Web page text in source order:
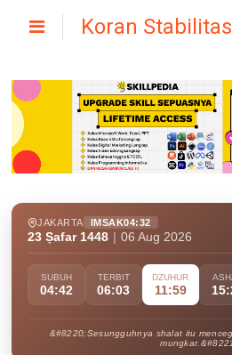
Koran Stabilitas
JAKARTA IMSAK04:32
23 Ṣafar 1448 06 Aug 2026
SUBUH
04:42
TERBIT
06:03
DZUHUR
11:59
&#8220;Sesungguhnya shalat itu